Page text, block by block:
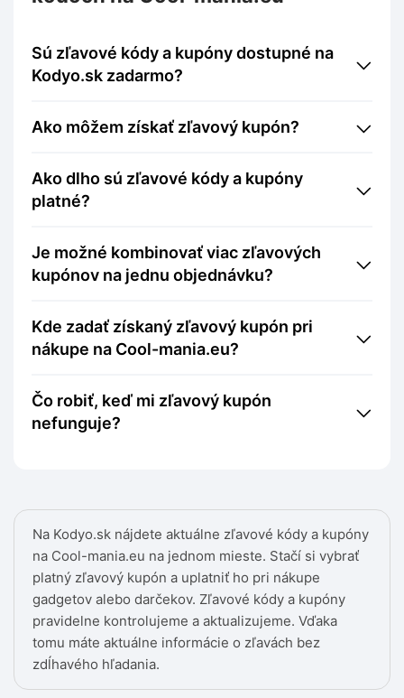
Na Kodyo.sk nájdete aktuálne zľavové kódy a kupóny
na Cool-mania.eu na jednom mieste. Stačí si vybrať
platný zľavový kupón a uplatniť ho pri nákupe
gadgetov alebo darčekov. Zľavové kódy a kupóny
pravidelne kontrolujeme a aktualizujeme. Vďaka
tomu máte aktuálne informácie o zľavách bez
zdĺhavého hľadania.
Sú zľavové kódy a kupóny dostupné na
Kodyo.sk zadarmo?
Ako môžem získať zľavový kupón?
Ako dlho sú zľavové kódy a kupóny
platné?
Je možné kombinovať viac zľavových
kupónov na jednu objednávku?
Kde zadať získaný zľavový kupón pri
nákupe na Cool-mania.eu?
Čo robiť, keď mi zľavový kupón
nefunguje?